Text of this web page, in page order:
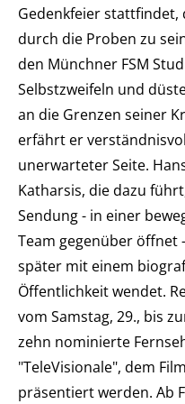
Gedenkfeier stattfindet,
durch die Proben zu
den Münchner FSM
Selbstzweifeln und
an die Grenzen seiner
erfährt er
unerwarteter Seite.
Katharsis, die dazu
Sendung - in einer
Team gegenüber öffnet
später mit einem
Öffentlichkeit wendet.
vom Samstag, 29., bis
zehn nominierte
"TeleVisionale", dem
präsentiert werden. Ab